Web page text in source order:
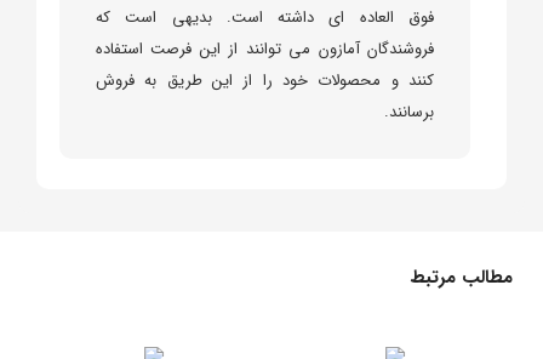
فوق العاده ای داشته است. بدیهی است که
فروشندگان آمازون می توانند از این فرصت استفاده
کنند و محصولات خود را از این طریق به فروش
برسانند.
مطالب مرتبط